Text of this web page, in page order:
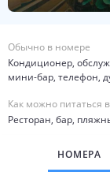
Обычно в номере
Кондиционер,
мини-бар, телефон,
Как можно питаться
Ресторан, бар,
НОМЕРА